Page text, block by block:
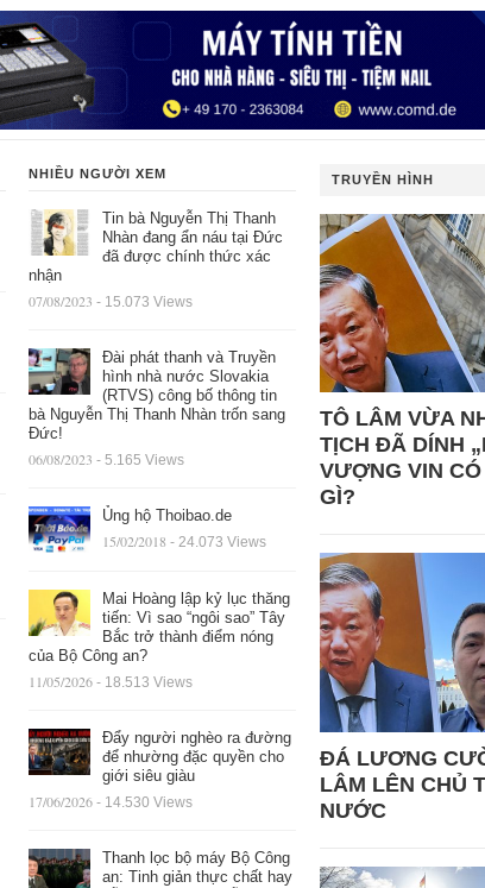
NHIỀU NGƯỜI XEM
Tin bà Nguyễn Thị Thanh
Nhàn đang ẩn náu tại Đức
đã được chính thức xác
nhận
07/08/2023 - 15.073 Views
Đài phát thanh và Truyền
hình nhà nước Slovakia
(RTVS) công bố thông tin
bà Nguyễn Thị Thanh Nhàn trốn sang
Đức!
06/08/2023 - 5.165 Views
Ủng hộ Thoibao.de
15/02/2018 - 24.073 Views
Mai Hoàng lập kỷ lục thăng
tiến: Vì sao “ngôi sao” Tây
Bắc trở thành điểm nóng
của Bộ Công an?
11/05/2026 - 18.513 Views
Đẩy người nghèo ra đường
để nhường đặc quyền cho
giới siêu giàu
17/06/2026 - 14.530 Views
Thanh lọc bộ máy Bộ Công
an: Tinh giản thực chất hay
TRUYỀN HÌNH
TÔ LÂM VỪA
TỊCH ĐÃ DÍNH
VƯỢNG VIN
GÌ?
ĐÁ LƯƠNG
LÂM LÊN CHỦ
NƯỚC